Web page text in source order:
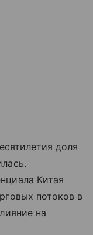
доля
Китая
потоков в
на